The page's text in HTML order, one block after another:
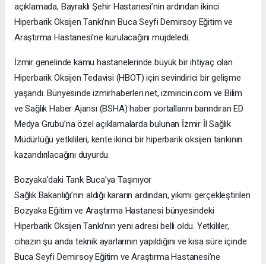
açıklamada, Bayraklı Şehir Hastanesi’nin ardından ikinci
Hiperbarik Oksijen Tankı’nın Buca Seyfi Demirsoy Eğitim ve
Araştırma Hastanesi’ne kurulacağını müjdeledi.
İzmir genelinde kamu hastanelerinde büyük bir ihtiyaç olan
Hiperbarik Oksijen Tedavisi (HBOT) için sevindirici bir gelişme
yaşandı. Bünyesinde izmirhaberleri.net, izmiricin.com ve Bilim
ve Sağlık Haber Ajansı (BSHA) haber portallarını barındıran ED
Medya Grubu’na özel açıklamalarda bulunan İzmir İl Sağlık
Müdürlüğü yetkilileri, kente ikinci bir hiperbarik oksijen tankının
kazandırılacağını duyurdu.
Bozyaka’daki Tank Buca’ya Taşınıyor
Sağlık Bakanlığı’nın aldığı kararın ardından, yıkımı gerçekleştirilen
Bozyaka Eğitim ve Araştırma Hastanesi bünyesindeki
Hiperbarik Oksijen Tankı’nın yeni adresi belli oldu. Yetkililer,
cihazın şu anda teknik ayarlarının yapıldığını ve kısa süre içinde
Buca Seyfi Demirsoy Eğitim ve Araştırma Hastanesi’ne